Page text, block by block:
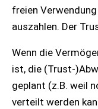
freien
auszahlen. Der
Wenn die
ist, die (Trust-
geplant (z.B. weil
verteilt werden